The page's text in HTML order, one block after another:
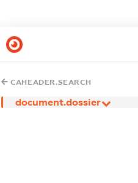
CAHEADER.SEARCH
document.dossier